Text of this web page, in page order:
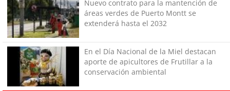
Nuevo contrato para la mantención de
áreas verdes de Puerto Montt se
extenderá hasta el 2032
En el Día Nacional de la Miel destacan
aporte de apicultores de Frutillar a la
conservación ambiental